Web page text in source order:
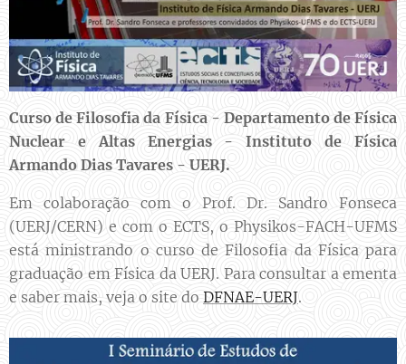
Curso de Filosofia da Física - Departamento de Física
Nuclear e Altas Energias - Instituto de Física
Armando Dias Tavares - UERJ.
Em colaboração com o Prof. Dr. Sandro Fonseca
(UERJ/CERN) e com o ECTS, o Physikos-FACH-UFMS
está ministrando o curso de Filosofia da Física para
graduação em Física da UERJ. Para consultar a ementa
e saber mais, veja o site do DFNAE-UERJ.